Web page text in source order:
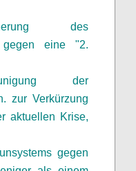
des
gegen eine "2.
der
zur Verkürzung
aktuellen Krise,
gegen